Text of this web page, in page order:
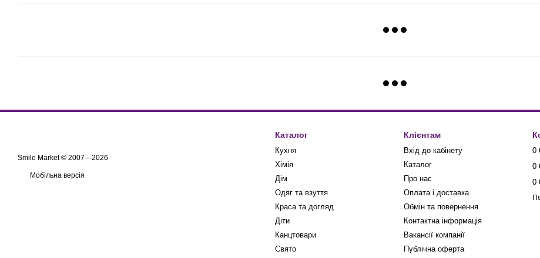
Smile Market © 2007—2026
Мобільна версія
Каталог
Кухня
Хімія
Дім
Одяг та взуття
Краса та догляд
Діти
Канцтовари
Свято
Клієнтам
Вхід до кабінету
Каталог
Про нас
Оплата і доставка
Обмін та повернення
Контактна інформація
Вакансії компанії
Публічна оферта
0
0
0